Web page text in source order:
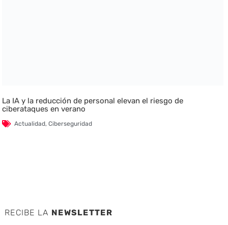
La IA y la reducción de personal elevan el riesgo de
ciberataques en verano
Actualidad,Ciberseguridad
RECIBE LA NEWSLETTER